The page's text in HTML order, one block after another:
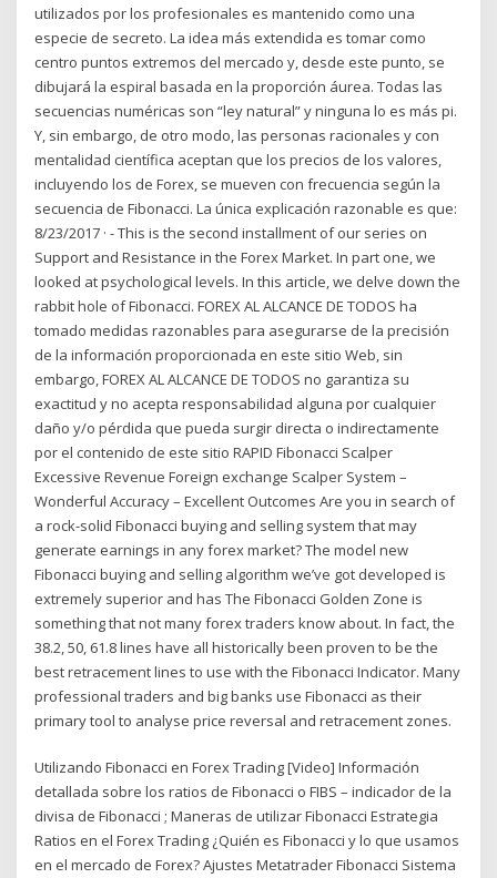
utilizados por los profesionales es mantenido como una
especie de secreto. La idea más extendida es tomar como
centro puntos extremos del mercado y, desde este punto, se
dibujará la espiral basada en la proporción áurea. Todas las
secuencias numéricas son “ley natural” y ninguna lo es más pi.
Y, sin embargo, de otro modo, las personas racionales y con
mentalidad científica aceptan que los precios de los valores,
incluyendo los de Forex, se mueven con frecuencia según la
secuencia de Fibonacci. La única explicación razonable es que:
8/23/2017 · - This is the second installment of our series on
Support and Resistance in the Forex Market. In part one, we
looked at psychological levels. In this article, we delve down the
rabbit hole of Fibonacci. FOREX AL ALCANCE DE TODOS ha
tomado medidas razonables para asegurarse de la precisión
de la información proporcionada en este sitio Web, sin
embargo, FOREX AL ALCANCE DE TODOS no garantiza su
exactitud y no acepta responsabilidad alguna por cualquier
daño y/o pérdida que pueda surgir directa o indirectamente
por el contenido de este sitio RAPID Fibonacci Scalper
Excessive Revenue Foreign exchange Scalper System –
Wonderful Accuracy – Excellent Outcomes Are you in search of
a rock-solid Fibonacci buying and selling system that may
generate earnings in any forex market? The model new
Fibonacci buying and selling algorithm we’ve got developed is
extremely superior and has The Fibonacci Golden Zone is
something that not many forex traders know about. In fact, the
38.2, 50, 61.8 lines have all historically been proven to be the
best retracement lines to use with the Fibonacci Indicator. Many
professional traders and big banks use Fibonacci as their
primary tool to analyse price reversal and retracement zones.
Utilizando Fibonacci en Forex Trading [Video] Información
detallada sobre los ratios de Fibonacci o FIBS – indicador de la
divisa de Fibonacci ; Maneras de utilizar Fibonacci Estrategia
Ratios en el Forex Trading ¿Quién es Fibonacci y lo que usamos
en el mercado de Forex? Ajustes Metatrader Fibonacci Sistema